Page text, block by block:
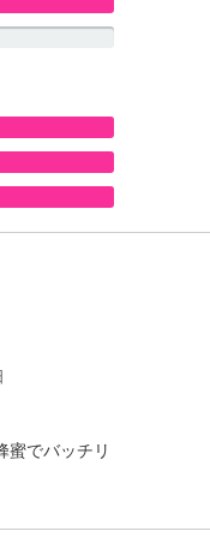
でバッチリ